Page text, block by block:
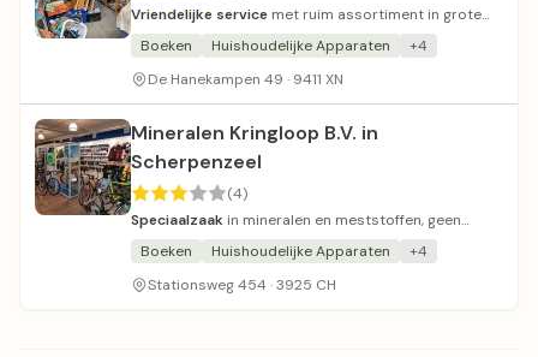
Vriendelijke service met ruim assortiment in grote
winkel.
Boeken Huishoudelijke Apparaten
+4
De Hanekampen 49 · 9411 XN
Mineralen Kringloop B.V. in
Scherpenzeel
(4)
Speciaalzaak in mineralen en meststoffen, geen
traditionele kringloopwinkel.
Boeken Huishoudelijke Apparaten
+4
Stationsweg 454 · 3925 CH